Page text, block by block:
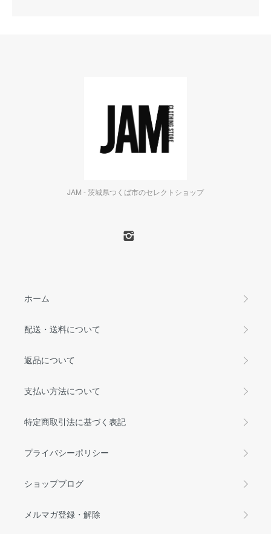
JAM - 茨城県つくば市のセレクトショップ
ホーム
配送・送料について
返品について
支払い方法について
特定商取引法に基づく表記
プライバシーポリシー
ショップブログ
メルマガ登録・解除